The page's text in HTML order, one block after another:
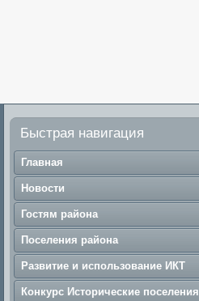
Быстрая навигация
Главная
Новости
Гостям района
Поселения района
Развитие и использование ИКТ
Конкурс Исторические поселения